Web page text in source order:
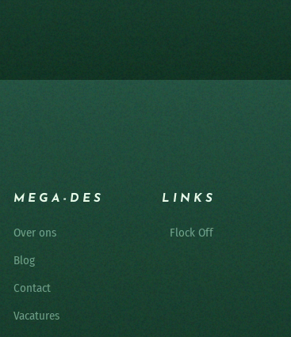
MEGA-DES
Over ons
Blog
Contact
Vacatures
LINKS
Flock Off